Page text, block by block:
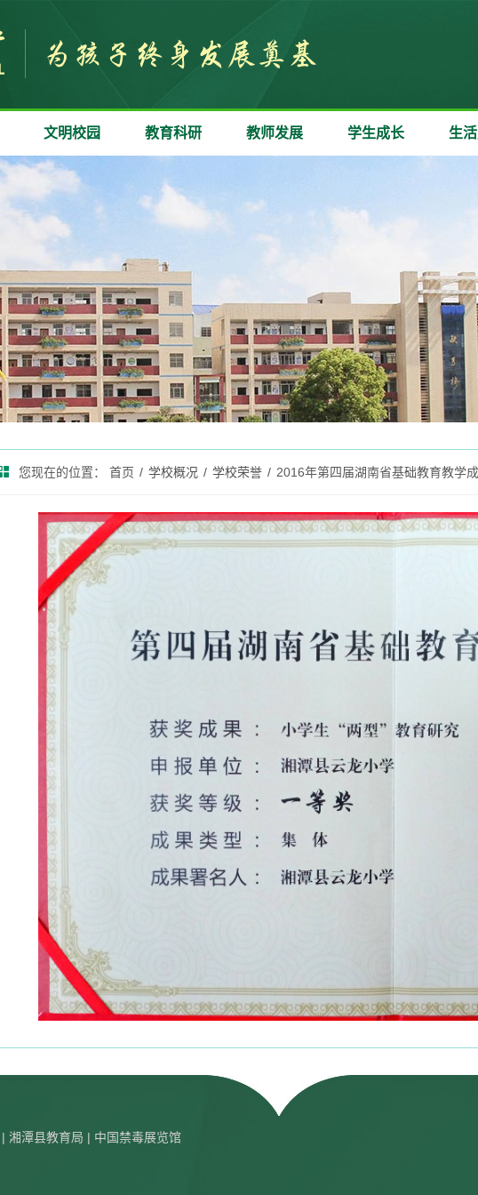
文明校园 教育科研 教师发展 学生成长 生
您现在的位置： 首页 / 学校概况 / 学校荣誉 / 2016年第四届湖南省基础教育教学
| 湘潭县教育局 | 中国禁毒展览馆